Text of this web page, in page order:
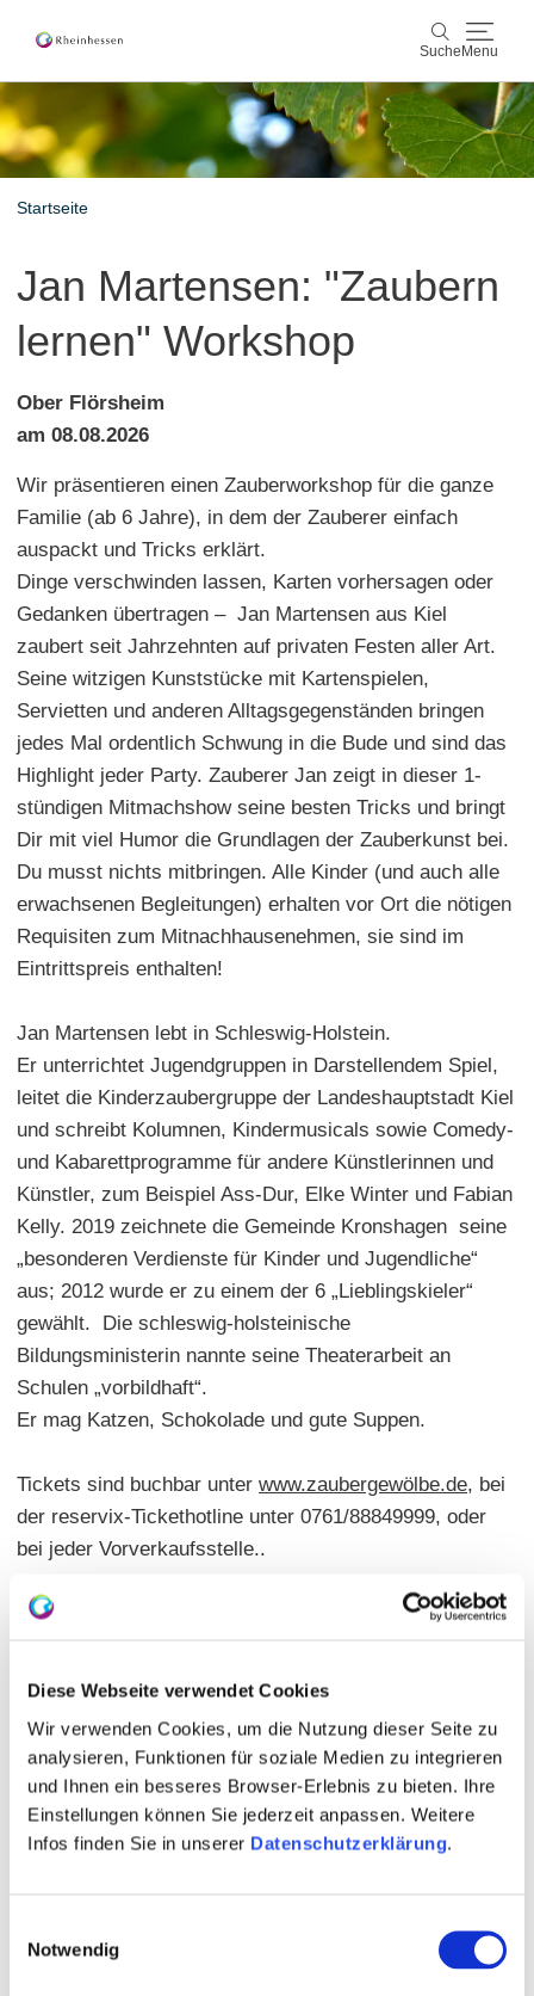
Diese Webseite verwendet Cookies
Wir verwenden Cookies, um die Nutzung dieser Seite zu
analysieren, Funktionen für soziale Medien zu integrieren
und Ihnen ein besseres Browser-Erlebnis zu bieten. Ihre
Einstellungen können Sie jederzeit anpassen. Weitere
Infos finden Sie in unserer Datenschutzerklärung.
Notwendig
Suche Menu
Suche
Wein & Genuss
Veranstaltungen
Shop
Startseite
Jan Martensen: "Zaubern
lernen" Workshop
Ober Flörsheim
am 08.08.2026
Wir präsentieren einen Zauberworkshop für die ganze
Familie (ab 6 Jahre), in dem der Zauberer einfach
auspackt und Tricks erklärt.
Dinge verschwinden lassen, Karten vorhersagen oder
Gedanken übertragen – Jan Martensen aus Kiel
zaubert seit Jahrzehnten auf privaten Festen aller Art.
Seine witzigen Kunststücke mit Kartenspielen,
Servietten und anderen Alltagsgegenständen bringen
jedes Mal ordentlich Schwung in die Bude und sind das
Highlight jeder Party. Zauberer Jan zeigt in dieser 1-
stündigen Mitmachshow seine besten Tricks und bringt
Dir mit viel Humor die Grundlagen der Zauberkunst bei.
Du musst nichts mitbringen. Alle Kinder (und auch alle
erwachsenen Begleitungen) erhalten vor Ort die nötigen
Requisiten zum Mitnachhausenehmen, sie sind im
Eintrittspreis enthalten!
Jan Martensen lebt in Schleswig-Holstein.
Er unterrichtet Jugendgruppen in Darstellendem Spiel,
leitet die Kinderzaubergruppe der Landeshauptstadt Kiel
und schreibt Kolumnen, Kindermusicals sowie Comedy-
und Kabarettprogramme für andere Künstlerinnen und
Künstler, zum Beispiel Ass-Dur, Elke Winter und Fabian
Kelly. 2019 zeichnete die Gemeinde Kronshagen seine
„besonderen Verdienste für Kinder und Jugendliche“
aus; 2012 wurde er zu einem der 6 „Lieblingskieler“
gewählt. Die schleswig-holsteinische
Bildungsministerin nannte seine Theaterarbeit an
Schulen „vorbildhaft“.
Er mag Katzen, Schokolade und gute Suppen.
Tickets sind buchbar unter www.zaubergewölbe.de, bei
der reservix-Tickethotline unter 0761/88849999, oder
bei jeder Vorverkaufsstelle..